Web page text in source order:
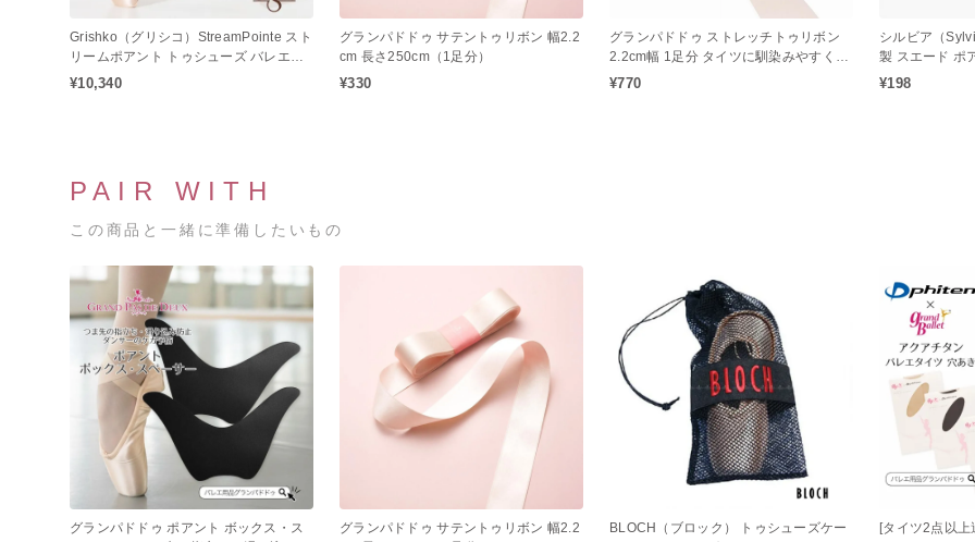
Grishko（グリシコ）StreamPointe スト
リームポアント トゥシューズ バレエ
（シャンクM / ミディアムシャンク）
¥10,340
グランパドドゥ サテントゥリボン 幅2.2
cm 長さ250cm（1足分）
¥330
グランパドドゥ ストレッチトゥリボン
2.2cm幅 1足分 タイツに馴染みやすく美
しく演出♪
¥770
シルビア（
製 スエード ポ
¥198
PAIR WITH
この商品と一緒に準備したいもの
グランパドドゥ ポアント ボックス・ス
グランパドドゥ サテントゥリボン 幅2.2
BLOCH（ブロック） トゥシューズケー
[タイツ2点以上